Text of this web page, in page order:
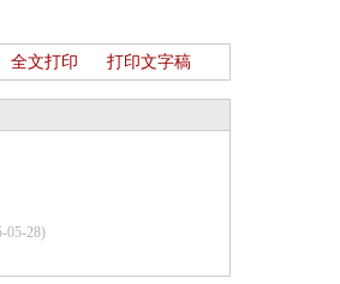
全文打印 打印文字稿
05-28)